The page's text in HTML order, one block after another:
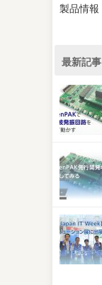
製品情報
最新記事